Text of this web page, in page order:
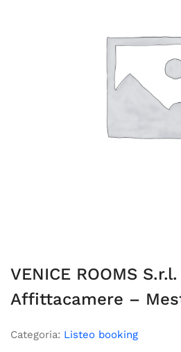
VENICE ROOMS
Affittacamere –
Categoria: Listeo booking